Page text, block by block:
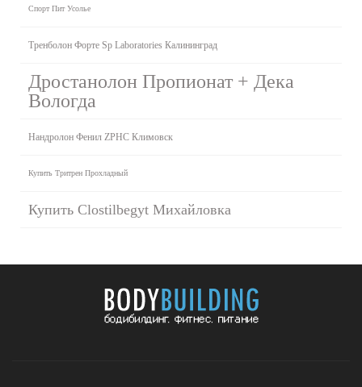
Спорт Пит Усолье
Тренболон Форте Sp Laboratories Калининград
Дростанолон Пропионат + Дека
Вологда
Нандролон Фенил ZPHC Климовск
Купить Тритрен Прохладный
Купить Clostilbegyt Михайловка